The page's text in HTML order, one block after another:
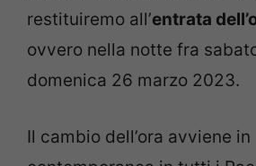
restituiremo all’entrata
ovvero nella notte fra
domenica 26 marzo 2023.
Il cambio dell’ora avviene in